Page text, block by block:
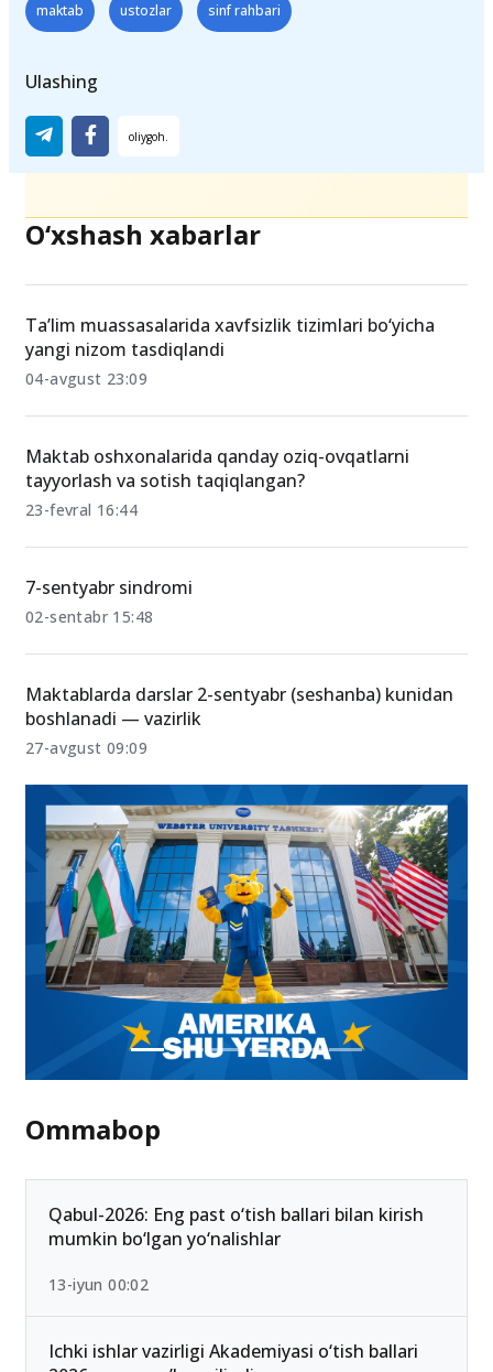
Teglar
maktab
Ulashing
O‘xshash xabarlar
yangi nizom tasdiqlandi
04-avgust 23:09
tayyorlash va sotish taqiqlangan?
23-fevral 16:44
7-sentyabr sindromi
02-sentabr 15:48
27-avgust 09:09
Ommabop
Qabul-2026: Eng past o‘tish ballari bilan kirish
mumkin bo‘lgan yo‘nalishlar
13-iyun 00:02